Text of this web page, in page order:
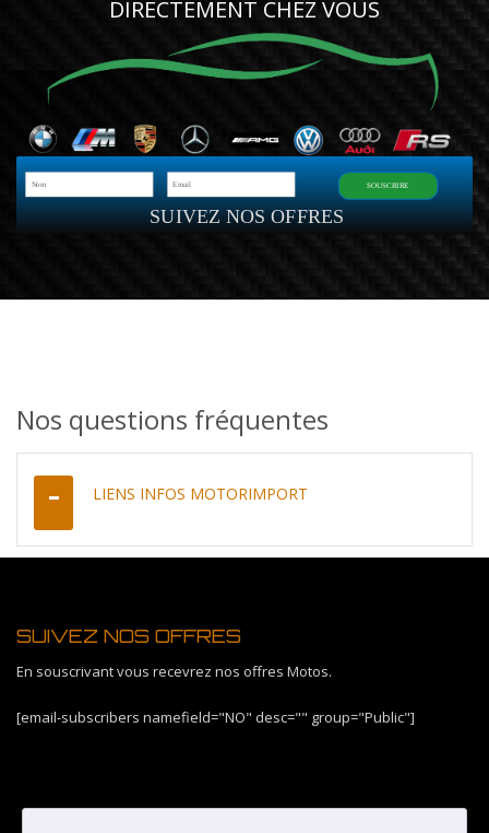
DIRECTEMENT CHEZ VOUS
SUIVEZ NOS OFFRES
SOUSCRIRE
Nos questions fréquentes
LIENS INFOS MOTORIMPORT
SUIVEZ NOS OFFRES
En souscrivant vous recevrez nos offres Motos.
[email-subscribers namefield="NO" desc="" group="Public"]